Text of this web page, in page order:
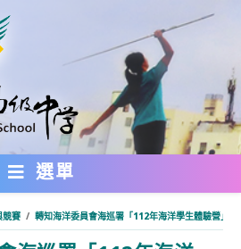
選單
競賽 / 轉知海洋委員會海巡署「112年海洋學生體驗營」相